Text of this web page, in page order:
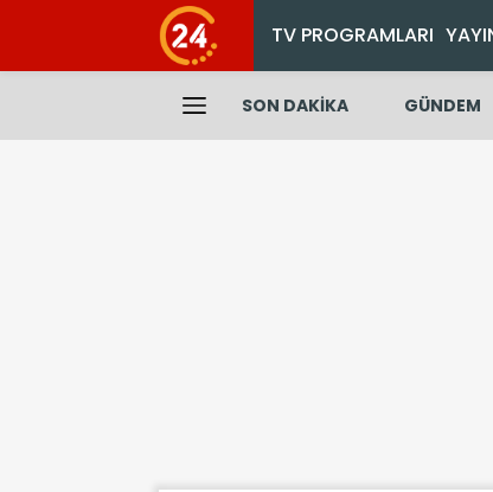
TV PROGRAMLARI
SON DAKİKA GÜNDEM